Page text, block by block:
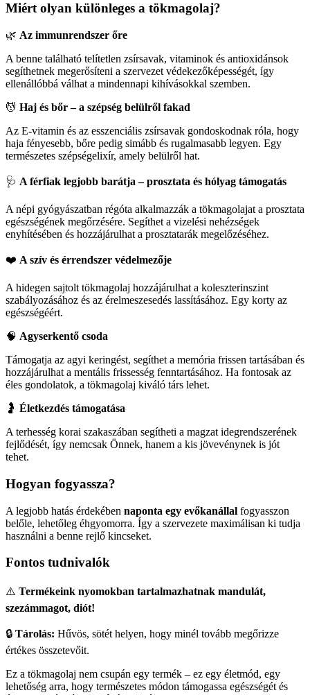
Miért olyan különleges a tökmagolaj?
🌿 Az immunrendszer őre
A benne található telítetlen zsírsavak, vitaminok és antioxidánsok
segíthetnek megerősíteni a szervezet védekezőképességét, így
ellenállóbbá válhat a mindennapi kihívásokkal szemben.
💆 Haj és bőr – a szépség belülről fakad
Az E-vitamin és az esszenciális zsírsavak gondoskodnak róla, hogy
haja fényesebb, bőre pedig simább és rugalmasabb legyen. Egy
természetes szépségelixír, amely belülről hat.
🩺 A férfiak legjobb barátja – prosztata és hólyag támogatás
A népi gyógyászatban régóta alkalmazzák a tökmagolajat a prosztata
egészségének megőrzésére. Segíthet a vizelési nehézségek
enyhítésében és hozzájárulhat a prosztatarák megelőzéséhez.
❤️ A szív és érrendszer védelmezője
A hidegen sajtolt tökmagolaj hozzájárulhat a koleszterinszint
szabályozásához és az érelmeszesedés lassításához. Egy korty az
egészségéért.
🧠 Agyserkentő csoda
Támogatja az agyi keringést, segíthet a memória frissen tartásában és
hozzájárulhat a mentális frissesség fenntartásához. Ha fontosak az
éles gondolatok, a tökmagolaj kiváló társ lehet.
🤰 Életkezdés támogatása
A terhesség korai szakaszában segítheti a magzat idegrendszerének
fejlődését, így nemcsak Önnek, hanem a kis jövevénynek is jót
tehet.
Hogyan fogyassza?
A legjobb hatás érdekében naponta egy evőkanállal fogyasszon
belőle, lehetőleg éhgyomorra. Így a szervezete maximálisan ki tudja
használni a benne rejlő kincseket.
Fontos tudnivalók
⚠️ Termékeink nyomokban tartalmazhatnak mandulát,
szezámmagot, diót!
🔒 Tárolás: Hűvös, sötét helyen, hogy minél tovább megőrizze
értékes összetevőit.
Ez a tökmagolaj nem csupán egy termék – ez egy életmód, egy
lehetőség arra, hogy természetes módon támogassa egészségét és